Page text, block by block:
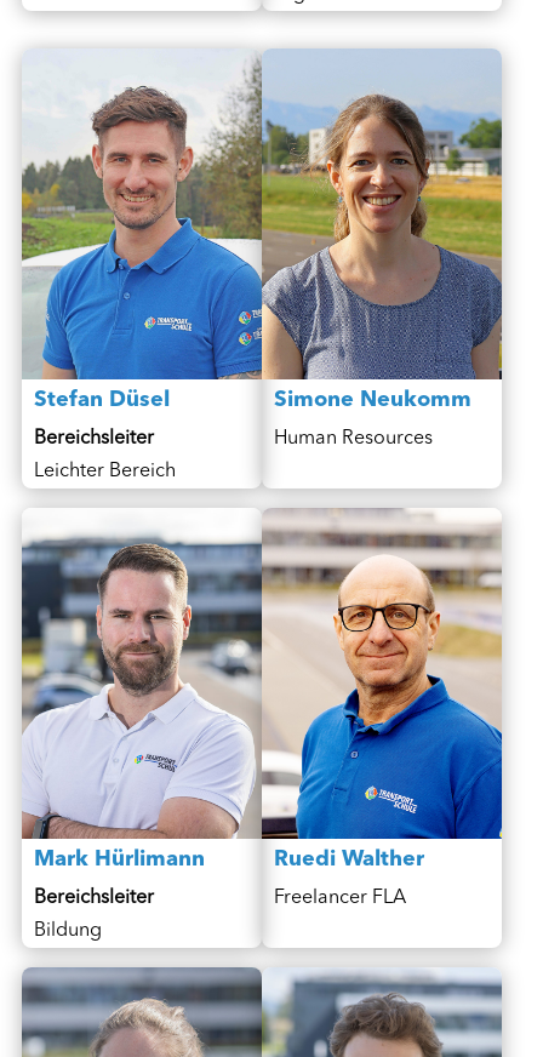
Stefan Düsel
Bereichsleiter
Leichter Bereich
Simone Neukomm
Human Resources
Mark Hürlimann
Bereichsleiter
Bildung
Ruedi Walther
Freelancer FLA